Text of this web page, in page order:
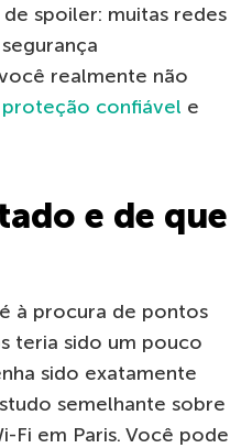
spoiler: muitas redes
realmente não
proteção confiável e
e de que
à procura de pontos
teria sido um pouco
sido exatamente
semelhante sobre
Fi em Paris. Você pode